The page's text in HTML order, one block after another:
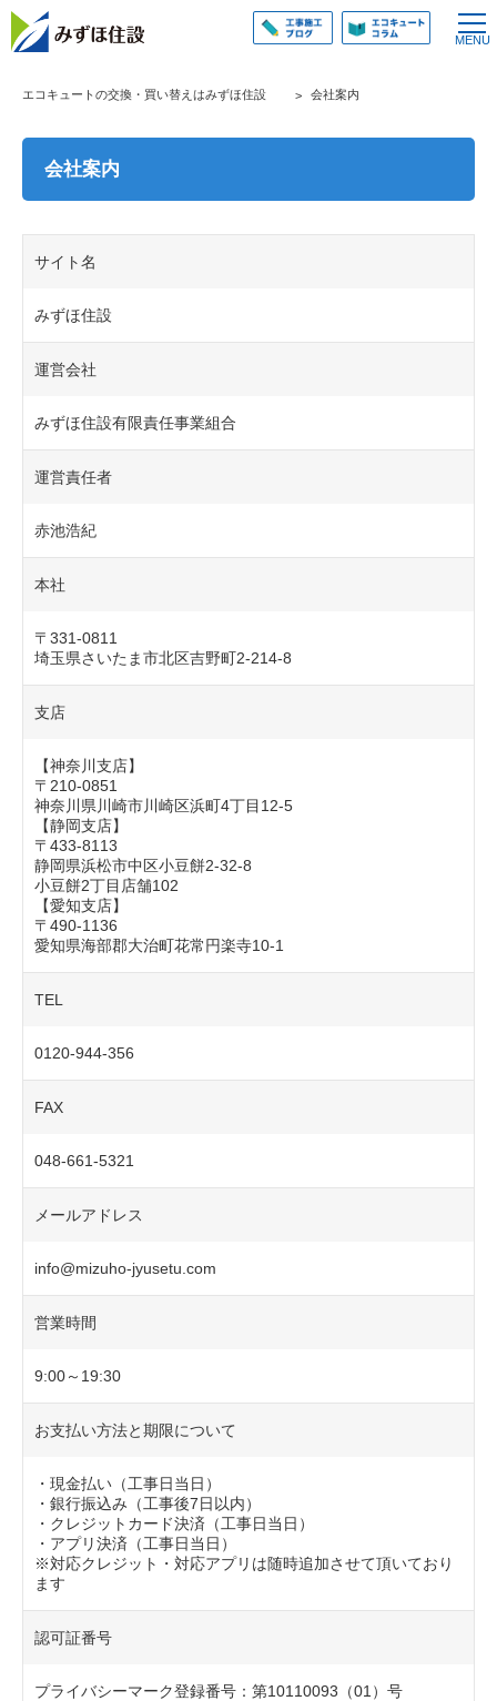
エコキュートの交換・買い替えはみずほ住設 会社案内
会社案内
サイト名
みずほ住設
運営会社
みずほ住設有限責任事業組合
運営責任者
赤池浩紀
本社
〒331-0811
埼玉県さいたま市北区吉野町2-214-8
支店
【神奈川支店】
〒210-0851
神奈川県川崎市川崎区浜町4丁目12-5
【静岡支店】
〒433-8113
静岡県浜松市中区小豆餅2-32-8
小豆餅2丁目店舗102
【愛知支店】
〒490-1136
愛知県海部郡大治町花常円楽寺10-1
TEL
0120-944-356
FAX
048-661-5321
メールアドレス
info@mizuho-jyusetu.com
営業時間
9:00～19:30
お支払い方法と期限について
・現金払い（工事日当日）
・銀行振込み（工事後7日以内）
・クレジットカード決済（工事日当日）
・アプリ決済（工事日当日）
※対応クレジット・対応アプリは随時追加させて頂いており
ます
認可証番号
プライバシーマーク登録番号：第10110093（01）号